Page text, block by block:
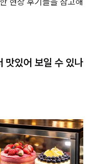
맛있어 보일 수 있나